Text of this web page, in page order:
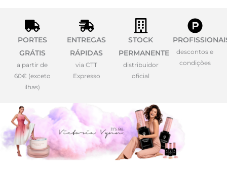
PORTES
GRÁTIS
a partir de
60€ (exceto
ilhas)
ENTREGAS
RÁPIDAS
via CTT
Expresso
STOCK
PERMANENTE
distribuidor
oficial
descontos e
condições